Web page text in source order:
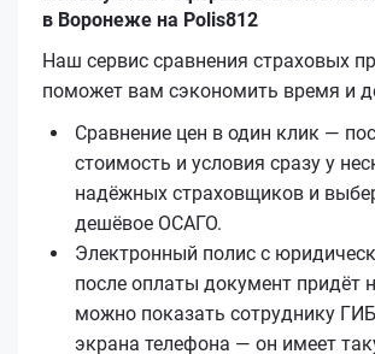
в Воронеже на Polis812
Наш сервис сравнения страховых
поможет вам сэкономить время и
Сравнение цен в один клик —
стоимость и условия сразу у
надёжных страховщиков и
дешёвое ОСАГО.
Электронный полис с
после оплаты документ придёт
можно показать сотруднику
экрана телефона — он имеет